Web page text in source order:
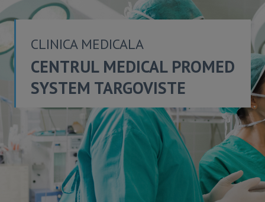
CLINICA MEDICALA
CENTRUL MEDICAL PROMED
SYSTEM TARGOVISTE